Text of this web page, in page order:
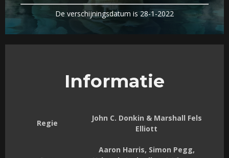
De verschijningsdatum is 28-1-2022
Informatie
Regie
John C. Donkin & Marshall Fels
Elliott
Aaron Harris, Simon Pegg,